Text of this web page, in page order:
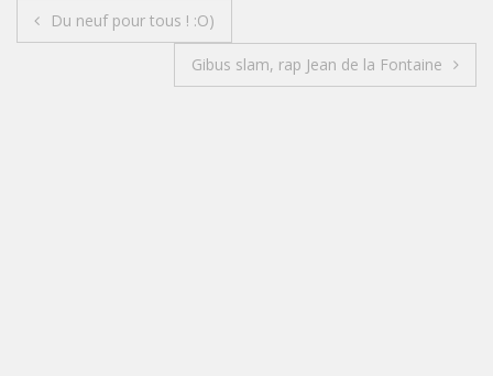
Du neuf pour tous ! :O)
Gibus slam, rap Jean de la Fontaine